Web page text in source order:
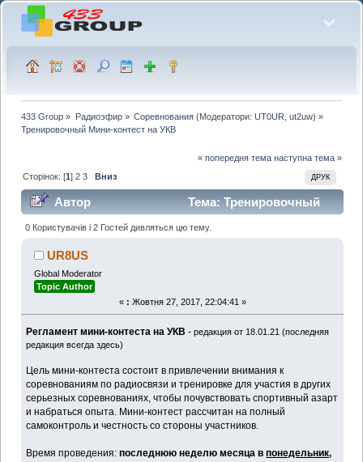
433 Group » Радиоэфир» Соревнования(Модератори: UT0UR ut2uw) »
Тренировочный Мини-контест на УКВ
« попередня тема наступна тема »
ДРУК
Сторінок: [1]2 3 Вниз
Автор
Тема: Тренировочный
Мини-контест на УКВ (Прочитано 55728 раз)
0 Користувачів і 2 Гостей дивляться цю тему.
UR8US
Global Moderator
Topic Author
« : Жовтня 27, 2017, 22:04:41 »
Регламент мини-контеста на УКВ -редакция от 18.01.21 (последняя
редакция всегда здесь)
Цель мини-контеста состоит в привлечении внимания к
соревнованиям по радиосвязи и тренировке для участия в других
серьезных соревнованиях, чтобы почувствовать спортивный азарт
и набраться опыта. Мини-контест рассчитан на полный
самоконтроль и честность со стороны участников.
Время проведения:последнюю неделю месяца впонедельник,